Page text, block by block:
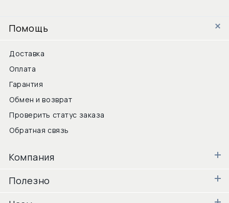
Помощь
Доставка
Оплата
Гарантия
Обмен и возврат
Проверить статус заказа
Обратная связь
Компания
Полезно